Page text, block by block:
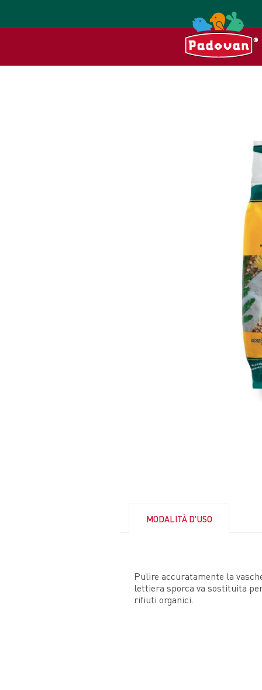
MODALITÀ D'USO
Pulire accuratamente la
lettiera sporca va sostituita
rifiuti organici.